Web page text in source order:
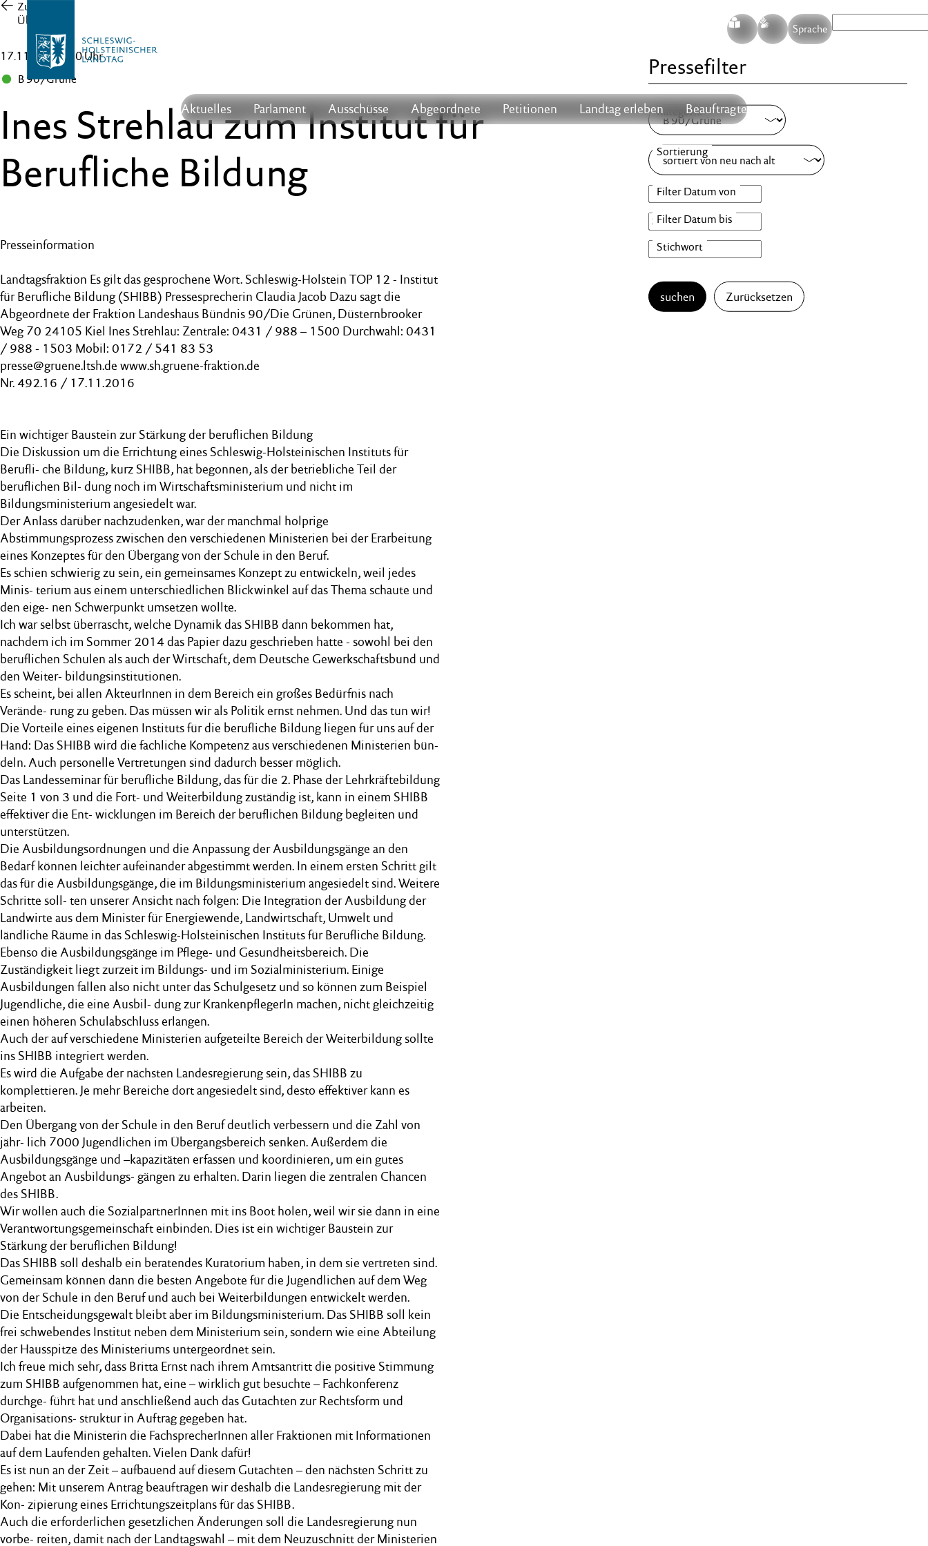
S G Sprache
Aktuelles Parlament Ausschüsse Abgeordnete Petitionen Landtag erleben Beauftragte
Zur
Übersicht
17.11.16 , 11:50 Uhr
B 90/Grüne
Ines Strehlau zum Institut für
Berufliche Bildung
Presseinformation
Landtagsfraktion Es gilt das gesprochene Wort. Schleswig-Holstein TOP 12 - Institut
für Berufliche Bildung (SHIBB) Pressesprecherin Claudia Jacob Dazu sagt die
Abgeordnete der Fraktion Landeshaus Bündnis 90/Die Grünen, Düsternbrooker
Weg 70 24105 Kiel Ines Strehlau: Zentrale: 0431 / 988 – 1500 Durchwahl: 0431
/ 988 - 1503 Mobil: 0172 / 541 83 53
presse@gruene.ltsh.de www.sh.gruene-fraktion.de
Nr. 492.16 / 17.11.2016
Ein wichtiger Baustein zur Stärkung der beruflichen Bildung
Die Diskussion um die Errichtung eines Schleswig-Holsteinischen Instituts für
Berufli- che Bildung, kurz SHIBB, hat begonnen, als der betriebliche Teil der
beruflichen Bil- dung noch im Wirtschaftsministerium und nicht im
Bildungsministerium angesiedelt war.
Der Anlass darüber nachzudenken, war der manchmal holprige
Abstimmungsprozess zwischen den verschiedenen Ministerien bei der Erarbeitung
eines Konzeptes für den Übergang von der Schule in den Beruf.
Es schien schwierig zu sein, ein gemeinsames Konzept zu entwickeln, weil jedes
Minis- terium aus einem unterschiedlichen Blickwinkel auf das Thema schaute und
den eige- nen Schwerpunkt umsetzen wollte.
Ich war selbst überrascht, welche Dynamik das SHIBB dann bekommen hat,
nachdem ich im Sommer 2014 das Papier dazu geschrieben hatte - sowohl bei den
beruflichen Schulen als auch der Wirtschaft, dem Deutsche Gewerkschaftsbund und
den Weiter- bildungsinstitutionen.
Es scheint, bei allen AkteurInnen in dem Bereich ein großes Bedürfnis nach
Verände- rung zu geben. Das müssen wir als Politik ernst nehmen. Und das tun wir!
Die Vorteile eines eigenen Instituts für die berufliche Bildung liegen für uns auf der
Hand: Das SHIBB wird die fachliche Kompetenz aus verschiedenen Ministerien bün-
deln. Auch personelle Vertretungen sind dadurch besser möglich.
Das Landesseminar für berufliche Bildung, das für die 2. Phase der Lehrkräftebildung
Seite 1 von 3 und die Fort- und Weiterbildung zuständig ist, kann in einem SHIBB
effektiver die Ent- wicklungen im Bereich der beruflichen Bildung begleiten und
unterstützen.
Die Ausbildungsordnungen und die Anpassung der Ausbildungsgänge an den
Bedarf können leichter aufeinander abgestimmt werden. In einem ersten Schritt gilt
das für die Ausbildungsgänge, die im Bildungsministerium angesiedelt sind. Weitere
Schritte soll- ten unserer Ansicht nach folgen: Die Integration der Ausbildung der
Landwirte aus dem Minister für Energiewende, Landwirtschaft, Umwelt und
ländliche Räume in das Schleswig-Holsteinischen Instituts für Berufliche Bildung.
Ebenso die Ausbildungsgänge im Pflege- und Gesundheitsbereich. Die
Zuständigkeit liegt zurzeit im Bildungs- und im Sozialministerium. Einige
Ausbildungen fallen also nicht unter das Schulgesetz und so können zum Beispiel
Jugendliche, die eine Ausbil- dung zur KrankenpflegerIn machen, nicht gleichzeitig
einen höheren Schulabschluss erlangen.
Auch der auf verschiedene Ministerien aufgeteilte Bereich der Weiterbildung sollte
ins SHIBB integriert werden.
Es wird die Aufgabe der nächsten Landesregierung sein, das SHIBB zu
komplettieren. Je mehr Bereiche dort angesiedelt sind, desto effektiver kann es
arbeiten.
Den Übergang von der Schule in den Beruf deutlich verbessern und die Zahl von
jähr- lich 7000 Jugendlichen im Übergangsbereich senken. Außerdem die
Ausbildungsgänge und –kapazitäten erfassen und koordinieren, um ein gutes
Angebot an Ausbildungs- gängen zu erhalten. Darin liegen die zentralen Chancen
des SHIBB.
Wir wollen auch die SozialpartnerInnen mit ins Boot holen, weil wir sie dann in eine
Verantwortungsgemeinschaft einbinden. Dies ist ein wichtiger Baustein zur
Stärkung der beruflichen Bildung!
Das SHIBB soll deshalb ein beratendes Kuratorium haben, in dem sie vertreten sind.
Gemeinsam können dann die besten Angebote für die Jugendlichen auf dem Weg
von der Schule in den Beruf und auch bei Weiterbildungen entwickelt werden.
Die Entscheidungsgewalt bleibt aber im Bildungsministerium. Das SHIBB soll kein
frei schwebendes Institut neben dem Ministerium sein, sondern wie eine Abteilung
der Hausspitze des Ministeriums untergeordnet sein.
Ich freue mich sehr, dass Britta Ernst nach ihrem Amtsantritt die positive Stimmung
zum SHIBB aufgenommen hat, eine – wirklich gut besuchte – Fachkonferenz
durchge- führt hat und anschließend auch das Gutachten zur Rechtsform und
Organisations- struktur in Auftrag gegeben hat.
Dabei hat die Ministerin die FachsprecherInnen aller Fraktionen mit Informationen
auf dem Laufenden gehalten. Vielen Dank dafür!
Es ist nun an der Zeit – aufbauend auf diesem Gutachten – den nächsten Schritt zu
gehen: Mit unserem Antrag beauftragen wir deshalb die Landesregierung mit der
Kon- zipierung eines Errichtungszeitplans für das SHIBB.
Auch die erforderlichen gesetzlichen Änderungen soll die Landesregierung nun
vorbe- reiten, damit nach der Landtagswahl – mit dem Neuzuschnitt der Ministerien
Pressefilter
suchen Zurücksetzen